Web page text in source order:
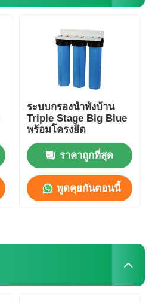
ระบบกรองน้ำทั้งบ้าน
Triple Stage Big Blue
พร้อมโครงยึด
ราคาถูกที่สุด
พูดคุยกันตอนนี้